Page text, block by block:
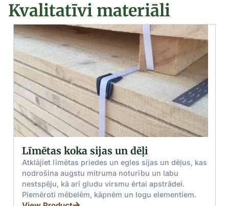
Kvalitatīvi materiāli
sijas un dēļus, kas
un labu
apstrādei.
elementiem.
Zāģmateriāli: Priede un
būvniecībai
Augstas kvalitātes priedes un egles
kas ideāli piemēroti būvniecībai.
draudzīgas īpašības un